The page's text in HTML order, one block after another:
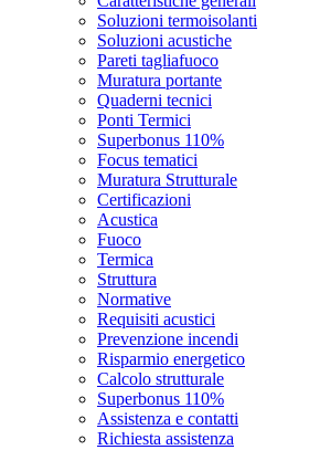
Soluzioni termoisolanti
Soluzioni acustiche
Pareti tagliafuoco
Muratura portante
Quaderni tecnici
Ponti Termici
Superbonus 110%
Focus tematici
Muratura Strutturale
Certificazioni
Acustica
Fuoco
Termica
Struttura
Normative
Requisiti acustici
Prevenzione incendi
Risparmio energetico
Calcolo strutturale
Superbonus 110%
Assistenza e contatti
Richiesta assistenza